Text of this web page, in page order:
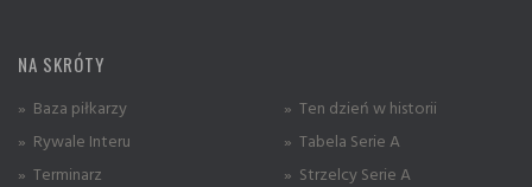
NA SKRÓTY
» Baza piłkarzy
» Rywale Interu
» Terminarz
» Ten dzień w historii
» Tabela Serie A
» Strzelcy Serie A